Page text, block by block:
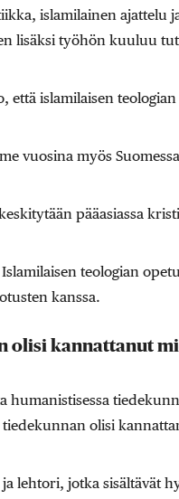
islamilainen ajattelu
lisäksi työhön kuuluu
että islamilaisen
vuosina myös
pääasiassa
teologian
kanssa.
olisi kannattanut
humanistisessa
tiedekunnan olisi
lehtori, jotka sisältävät